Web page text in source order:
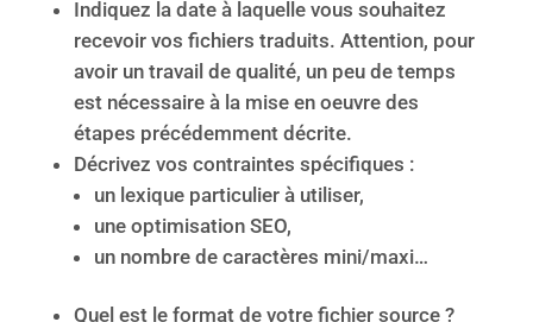
Indiquez la date à laquelle vous souhaitez
recevoir vos fichiers traduits. Attention, pour
avoir un travail de qualité, un peu de temps
est nécessaire à la mise en oeuvre des
étapes précédemment décrite.
Décrivez vos contraintes spécifiques :
un lexique particulier à utiliser,
une optimisation SEO,
un nombre de caractères mini/maxi…
Quel est le format de votre fichier source ?